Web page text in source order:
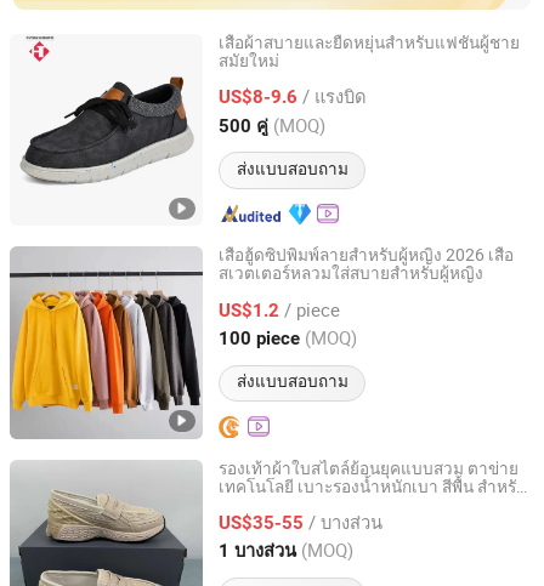
เสื้อผ้าสบายและยืดหยุ่นสำหรับแฟชั่นผู้ชาย
สมัยใหม่
US$8-9.6 / แรงบิด
500 คู่ (MOQ)
ส่งแบบสอบถาม
Fujian Putian Hongtai Imp & Exp Co., Ltd.
Fujian, China อัตราจาก 2023
เสื้อฮู้ดซิปพิมพ์ลายสำหรับผู้หญิง 2026 เสื้อ
สเวตเตอร์หลวมใส่สบายสำหรับผู้หญิง
US$1.2 / piece
100 piece (MOQ)
ส่งแบบสอบถาม
Guangzhou Yinimei Trading Firm
Guangdong, China อัตราจาก 2026
รองเท้าผ้าใบสไตล์ย้อนยุคแบบสวม ตาข่าย
เทคโนโลยี เบาะรองน้ำหนักเบา สีพื้น สำหรับ
US$35-55 / บางส่วน
1 บางส่วน (MOQ)
Ningbo Mastereliable Trading Co., Ltd.
Zhejiang, China อัตราจาก 2022